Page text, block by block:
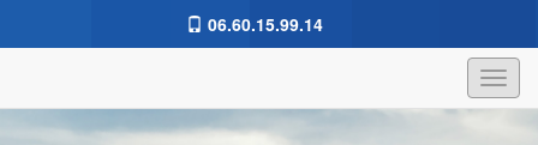
06.60.15.99.14